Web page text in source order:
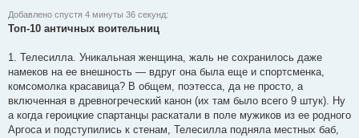
Добавлено спустя 4 минуты 36 секунд:
Топ-10 античных воительниц
1. Телесилла. Уникальная женщина, жаль не сохранилось даже
намеков на ее внешность — вдруг она была еще и спортсменка,
комсомолка красавица? В общем, поэтесса, да не просто, а
включенная в древногреческий канон (их там было всего 9 штук). Ну
а когда героицкие спартанцы раскатали в поле мужиков из ее родного
Аргоса и подступились к стенам, Телесилла подняла местных баб,